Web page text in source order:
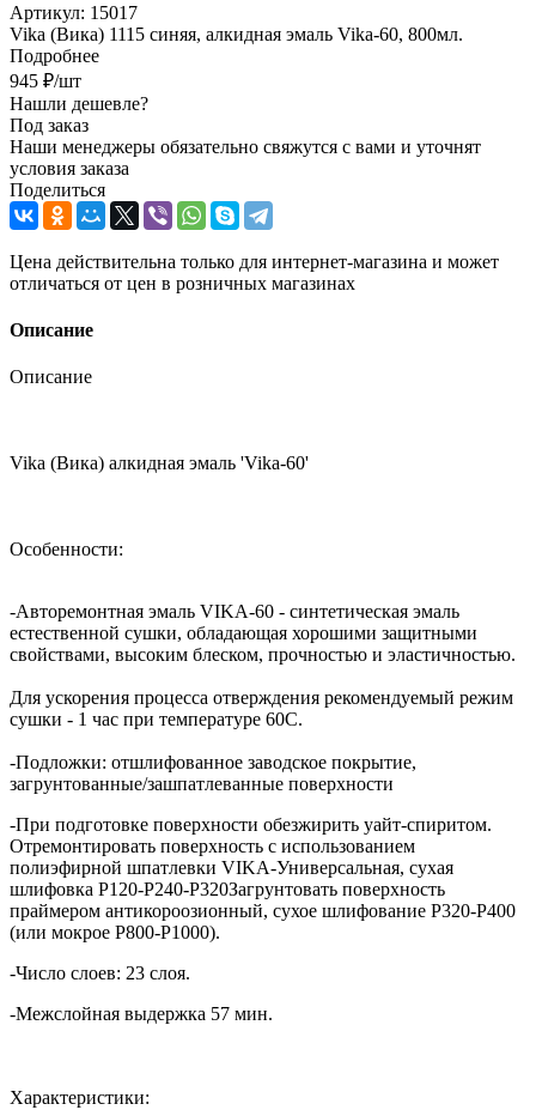
Артикул: 15017
Vika (Вика) 1115 синяя, алкидная эмаль Vika-60, 800мл.
Подробнее
945 ₽/шт
Нашли дешевле?
Под заказ
Наши менеджеры обязательно свяжутся с вами и уточнят
условия заказа
Поделиться
Цена действительна только для интернет-магазина и может
отличаться от цен в розничных магазинах
Описание
Описание
Vika (Вика) алкидная эмаль 'Vika-60'
Особенности:
-Авторемонтная эмаль VIKA-60 - синтетическая эмаль
естественной сушки, обладающая хорошими защитными
свойствами, высоким блеском, прочностью и эластичностью.
Для ускорения процесса отверждения рекомендуемый режим
сушки - 1 час при температуре 60С.
-Подложки: отшлифованное заводское покрытие,
загрунтованные/зашпатлеванные поверхности
-При подготовке поверхности обезжирить уайт-спиритом.
Отремонтировать поверхность с использованием
полиэфирной шпатлевки VIKA-Универсальная, сухая
шлифовка Р120-Р240-Р320Загрунтовать поверхность
праймером антикороозионный, сухое шлифование Р320-Р400
(или мокрое Р800-Р1000).
-Число слоев: 23 слоя.
-Межслойная выдержка 57 мин.
Характеристики: